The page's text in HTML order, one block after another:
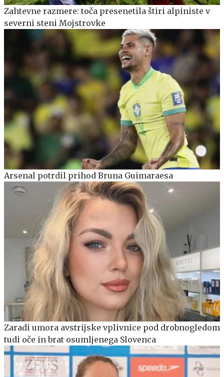
Zahtevne razmere: toča presenetila štiri alpiniste v
severni steni Mojstrovke
Arsenal potrdil prihod Bruna Guimaraesa
Zaradi umora avstrijske vplivnice pod drobnogledom
tudi oče in brat osumljenega Slovenca